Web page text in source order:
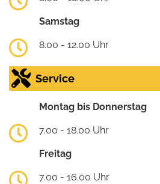
Samstag
8.00 - 12.00 Uhr
Service
Montag bis Donnerstag
7.00 - 18.00 Uhr
Freitag
7.00 - 16.00 Uhr